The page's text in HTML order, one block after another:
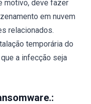
motivo, deve fazer
em nuvem
relacionados.
temporária do
a infecção seja